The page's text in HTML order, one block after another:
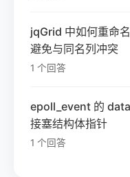
jqGrid 中如何重命
避免与同名列冲突
1 个回答
epoll_event 的
接塞结构体指针
1 个回答